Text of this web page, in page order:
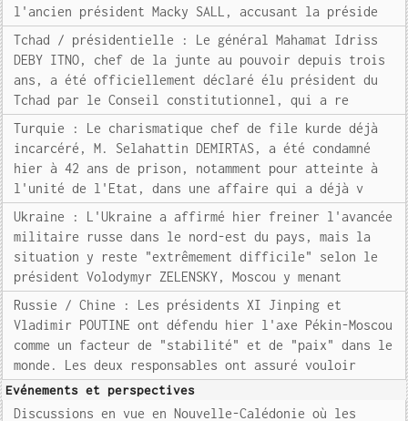
l'ancien président Macky SALL, accusant la préside
Tchad / présidentielle : Le général Mahamat Idriss
DEBY ITNO, chef de la junte au pouvoir depuis trois
ans, a été officiellement déclaré élu président du
Tchad par le Conseil constitutionnel, qui a re
Turquie : Le charismatique chef de file kurde déjà
incarcéré, M. Selahattin DEMIRTAS, a été condamné
hier à 42 ans de prison, notamment pour atteinte à
l'unité de l'Etat, dans une affaire qui a déjà v
Ukraine : L'Ukraine a affirmé hier freiner l'avancée
militaire russe dans le nord-est du pays, mais la
situation y reste "extrêmement difficile" selon le
président Volodymyr ZELENSKY, Moscou y menant
Russie / Chine : Les présidents XI Jinping et
Vladimir POUTINE ont défendu hier l'axe Pékin-Moscou
comme un facteur de "stabilité" et de "paix" dans le
monde. Les deux responsables ont assuré vouloir
Evénements et perspectives
Discussions en vue en Nouvelle-Calédonie où les